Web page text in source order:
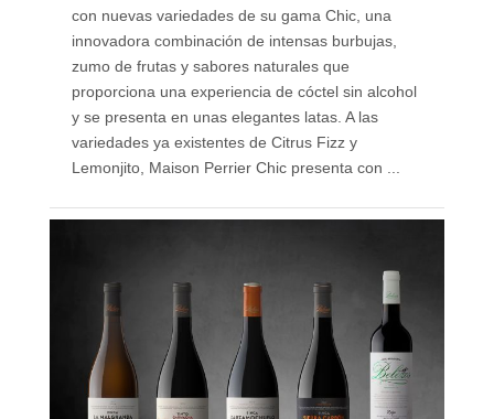
con nuevas variedades de su gama Chic, una
innovadora combinación de intensas burbujas,
zumo de frutas y sabores naturales que
proporciona una experiencia de cóctel sin alcohol
y se presenta en unas elegantes latas. A las
variedades ya existentes de Citrus Fizz y
Lemonjito, Maison Perrier Chic presenta con ...